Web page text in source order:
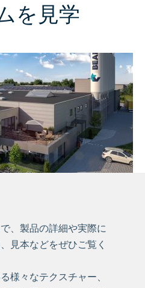
を見学
、製品の詳細や実際に
見本などをぜひご覧く
様々なテクスチャー、